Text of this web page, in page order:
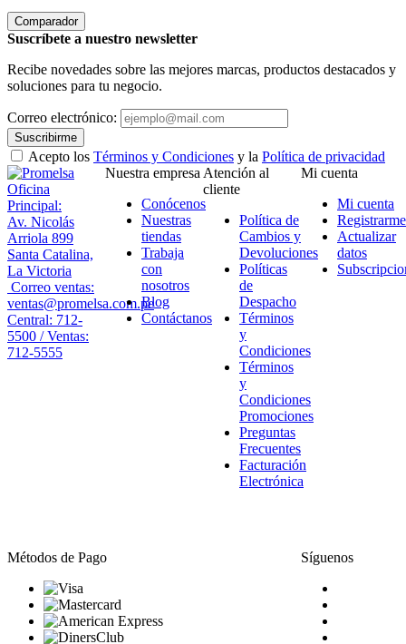
Comparador
Suscríbete a nuestro newsletter
Recibe novedades sobre las mejores marcas, productos destacados y
soluciones para tu negocio.
Correo electrónico:
Suscribirme
Acepto los Términos y Condiciones y la Política de privacidad
Oficina
Principal:
Av. Nicolás
Arriola 899
Santa Catalina,
La Victoria
Correo ventas:
ventas@promelsa.com.pe
Central: 712-
5500 / Ventas:
712-5555
Nuestra empresa
Conócenos
Nuestras
tiendas
Trabaja
con
nosotros
Blog
Contáctanos
Atención al
cliente
Política de
Cambios y
Devoluciones
Políticas
de
Despacho
Términos
y
Condiciones
Términos
y
Condiciones
Promociones
Preguntas
Frecuentes
Facturación
Electrónica
Mi cuenta
Mi cuenta
Registrarme
Actualizar
datos
Métodos de Pago Síguenos